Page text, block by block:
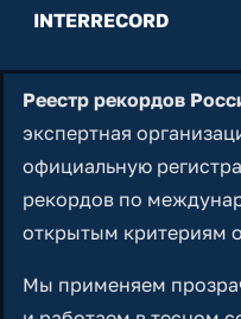
INTERRECORD
Реестр рекордов
экспертная
официальную
рекордов по
открытым критериям
Мы применяем